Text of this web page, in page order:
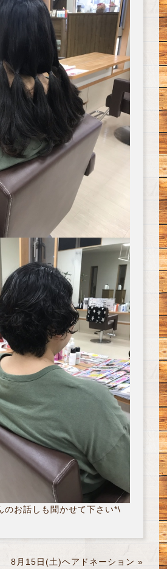
のお話しも聞かせて下さい*\
8月15日(土)ヘアドネーション »